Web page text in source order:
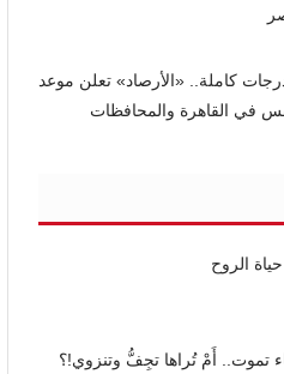
3 درجات كاملة.. «الأرصاد» تعلن موعد
في القاهرة والمحافظات
الروح
تموت.. أَمْ تُراها تجِفُّ وتنزوي!؟